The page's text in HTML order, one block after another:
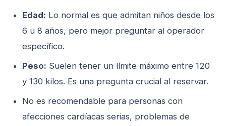
Edad: Lo normal es que admitan niños desde los
6 u 8 años, pero mejor preguntar al operador
específico.
Peso: Suelen tener un límite máximo entre 120
y 130 kilos. Es una pregunta crucial al reservar.
No es recomendable para personas con
afecciones cardíacas serias, problemas de